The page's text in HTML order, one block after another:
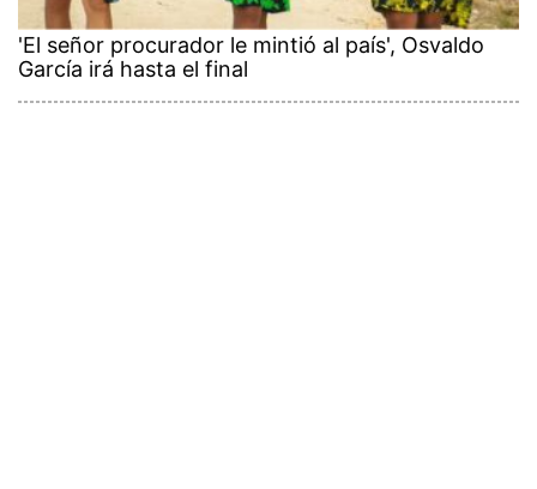
'El señor procurador le mintió al país', Osvaldo
García irá hasta el final